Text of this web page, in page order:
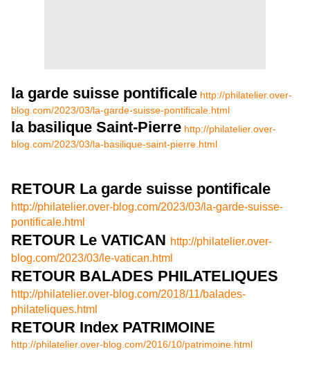
la garde suisse pontificale http://philatelier.over-
blog.com/2023/03/la-garde-suisse-pontificale.html
la basilique Saint-Pierre http://philatelier.over-
blog.com/2023/03/la-basilique-saint-pierre.html
RETOUR La garde suisse pontificale
http://philatelier.over-blog.com/2023/03/la-garde-suisse-
pontificale.html
RETOUR Le VATICAN http://philatelier.over-
blog.com/2023/03/le-vatican.html
RETOUR BALADES PHILATELIQUES
http://philatelier.over-blog.com/2018/11/balades-
philateliques.html
RETOUR Index PATRIMOINE
http://philatelier.over-blog.com/2016/10/patrimoine.html